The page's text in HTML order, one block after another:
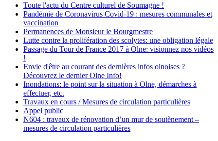
Toute l'actu du Centre culturel de Soumagne !
Pandémie de Coronavirus Covid-19 : mesures communales et
vaccination
Permanences de Monsieur le Bourgmestre
Lutte contre la prolifération des scolytes: une obligation légale
Passage du Tour de France 2017 à Olne: visionnez nos vidéos
!
Envie d'être au courant des dernières infos olnoises ?
Découvrez le dernier Olne Info!
Inondations: le point sur la situation à Olne, démarches à
effectuer, etc.
Travaux en cours / Mesures de circulation particulières
Appel public
N604 : travaux de rénovation d’un mur de soutènement –
mesures de circulation particulières